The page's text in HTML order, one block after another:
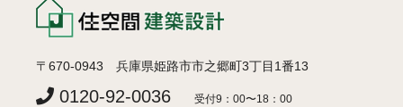
〒670-0943 兵庫県姫路市市之郷町3丁目1番13
0120-92-0036 受付9：00〜18：00